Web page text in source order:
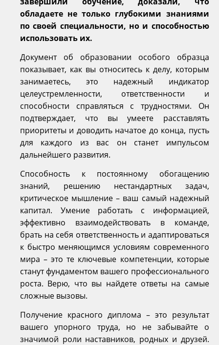
обладаете не только глубокими знаниями
по своей специальности, но и способностью
использовать их.
Документ об образовании особого образца
показывает, как вы относитесь к делу, которым
занимаетесь, это надежный индикатор
целеустремленности, ответственности и
способности справляться с трудностями. Он
подтверждает, что вы умеете расставлять
приоритеты и доводить начатое до конца, пусть
для каждого из вас он станет импульсом
дальнейшего развития.
Способность к постоянному обогащению
знаний, решению нестандартных задач,
критическое мышление – ваш самый надежный
капитал. Умение работать с информацией,
эффективно взаимодействовать в команде,
брать на себя ответственность и адаптироваться
к быстро меняющимся условиям современного
мира – это те ключевые компетенции, которые
станут фундаментом вашего профессионального
роста. Верю, что вы найдете ответы на самые
сложные вызовы.
Получение красного диплома – это результат
вашего упорного труда, но не забывайте о
значимой роли наставников, родных и друзей.